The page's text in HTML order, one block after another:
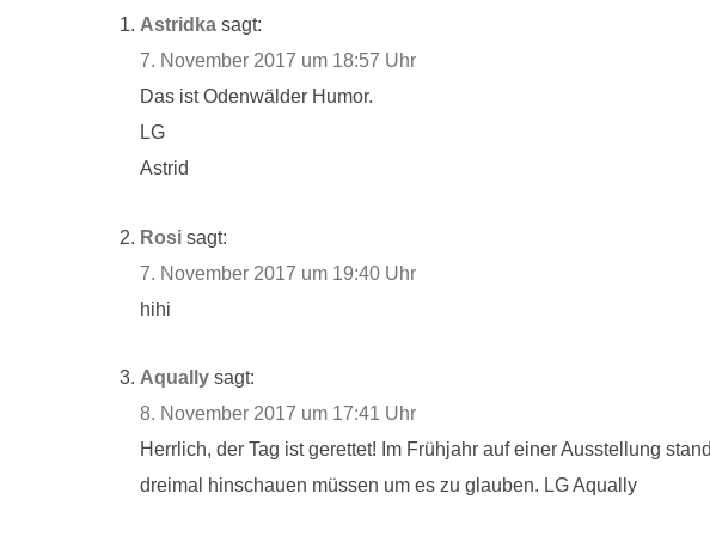
Astridka sagt:
7. November 2017 um 18:57 Uhr
Das ist Odenwälder Humor.
LG
Astrid
Rosi sagt:
7. November 2017 um 19:40 Uhr
hihi
Aqually sagt:
8. November 2017 um 17:41 Uhr
Herrlich, der Tag ist gerettet! Im Frühjahr auf einer Ausstellung
dreimal hinschauen müssen um es zu glauben. LG Aqually